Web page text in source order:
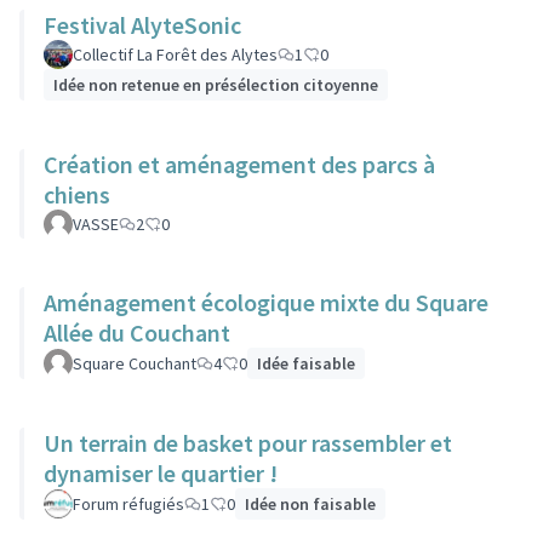
Festival AlyteSonic
Collectif La Forêt des Alytes 1
0
Idée non retenue en présélection citoyenne
Création et aménagement des parcs à
chiens
VASSE 2 0
Aménagement écologique mixte du Square
Allée du Couchant
Square Couchant 4 0 Idée faisable
Un terrain de basket pour rassembler et
dynamiser le quartier !
Forum réfugiés 1 0 Idée non faisable